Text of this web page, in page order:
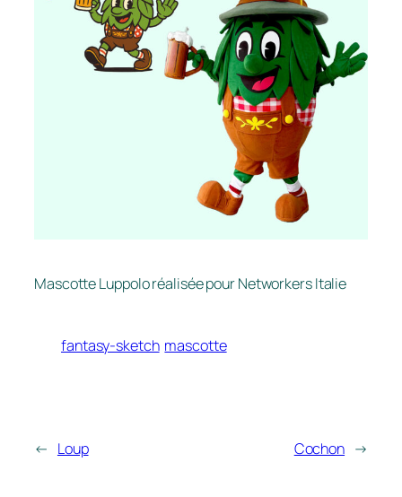
Mascotte Luppolo réalisée pour Networkers Italie
fantasy-sketch mascotte
← Loup Cochon →